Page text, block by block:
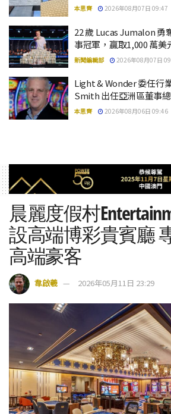
本思齊 2026年08月07日 09:47
22 歲 Lucas Jumalon 勇
事冠軍，贏取1,000 萬美
新聞編輯部 2026年08月07日
Light & Wonder 委任行
Smith 出任亞洲區董事
本思齊 2026年08月06日 09:46
晨麗度假村
設高端博彩貴賓廳
高端豪客
韋啟羲 2026年05月11日 23:29